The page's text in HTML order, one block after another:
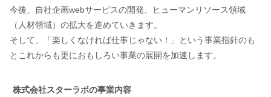
今後、自社企画webサービスの開発、ヒューマンリソース領域
（人材領域）の拡大を進めていきます。
そして、「楽しくなければ仕事じゃない！」という事業指針のも
とこれからも更におもしろい事業の展開を加速します。
株式会社スターラボの事業内容